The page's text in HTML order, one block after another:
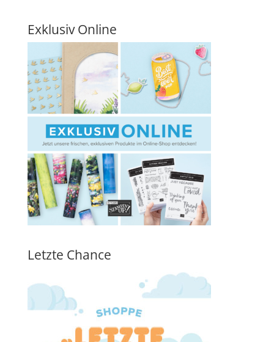
Exklusiv Online
Letzte Chance